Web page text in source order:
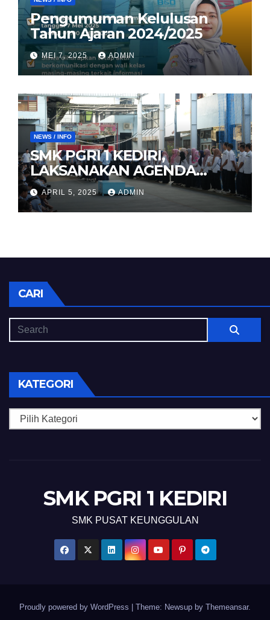
Pengumuman Kelulusan
Tahun Ajaran 2024/2025
MEI 7, 2025 ADMIN
NEWS / INFO
SMK PGRI 1 KEDIRI,
LAKSANAKAN AGENDA
HALAL BIHALAL
APRIL 5, 2025 ADMIN
CARI
KATEGORI
Kategori
SMK PGRI 1 KEDIRI
SMK PUSAT KEUNGGULAN
Proudly powered by WordPress Theme: Newsup by Themeansar.